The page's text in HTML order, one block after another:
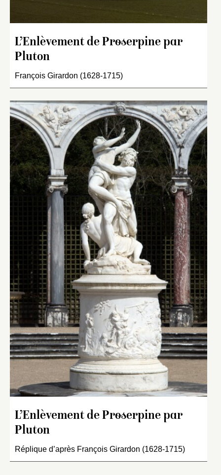
L’Enlèvement de Proserpine par
Pluton
François Girardon (1628-1715)
L’Enlèvement de Proserpine par
Pluton
Réplique d’après François Girardon (1628-1715)